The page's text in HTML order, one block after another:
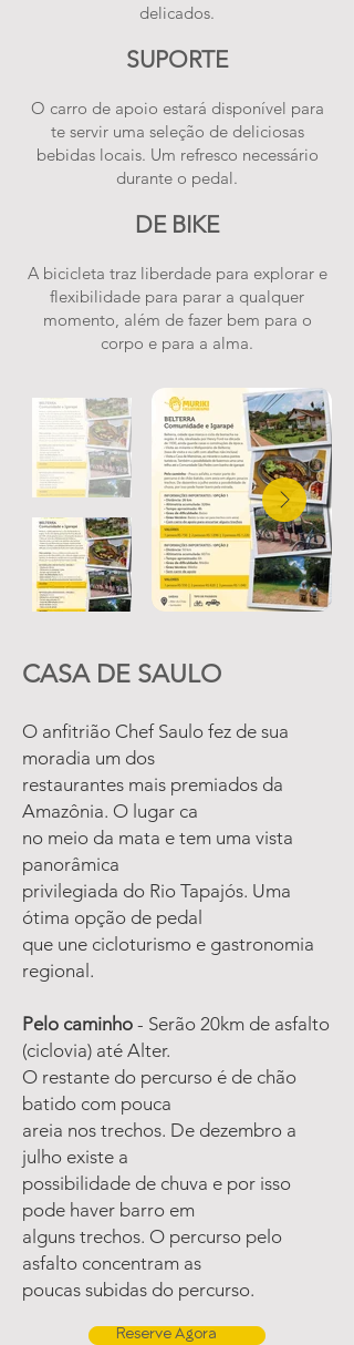
delicados.
SUPORTE
O carro de apoio estará disponível para
te servir uma seleção de deliciosas
bebidas locais. Um refresco necessário
durante o pedal.
DE BIKE
A bicicleta traz liberdade para explorar e
flexibilidade para parar a qualquer
momento, além de fazer bem para o
corpo e para a alma.
CASA DE SAULO
O anfitrião Chef Saulo fez de sua
moradia um dos
restaurantes mais premiados da
Amazônia. O lugar ca
no meio da mata e tem uma vista
panorâmica
privilegiada do Rio Tapajós. Uma
ótima opção de pedal
que une cicloturismo e gastronomia
regional.
Pelo caminho - Serão 20km de asfalto
(ciclovia) até Alter.
O restante do percurso é de chão
batido com pouca
areia nos trechos. De dezembro a
julho existe a
possibilidade de chuva e por isso
pode haver barro em
alguns trechos. O percurso pelo
asfalto concentram as
poucas subidas do percurso.
Reserve Agora